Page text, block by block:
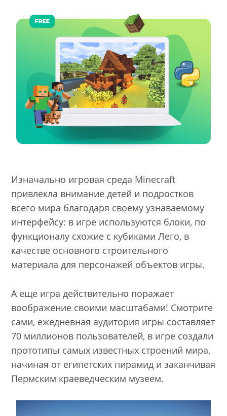
Изначально игровая среда Minecraft
привлекла внимание детей и подростков
всего мира благодаря своему узнаваемому
интерфейсу: в игре используются блоки, по
функционалу схожие с кубиками Лего, в
качестве основного строительного
материала для персонажей объектов игры.
А еще игра действительно поражает
воображение своими масштабами! Смотрите
сами, ежедневная аудитория игры составляет
70 миллионов пользователей, в игре создали
прототипы самых известных строений мира,
начиная от египетских пирамид и заканчивая
Пермским краеведческим музеем.